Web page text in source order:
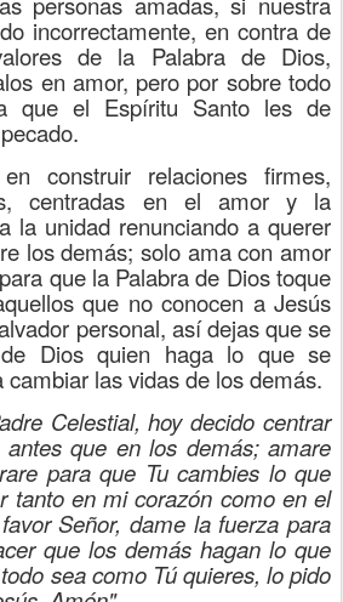
incorrectamente, en contra de
de la Palabra de Dios,
en amor, pero por sobre todo
que el Espíritu Santo les de
construir relaciones firmes,
centradas en el amor y la
la unidad renunciando a querer
los demás; solo ama con amor
que la Palabra de Dios toque
que no conocen a Jesús
personal, así dejas que se
Dios quien haga lo que se
cambiar las vidas de los demás.
Celestial, hoy decido centrar
que en los demás; amare
para que Tu cambies lo que
tanto en mi corazón como en el
Señor, dame la fuerza para
que los demás hagan lo que
sea como Tú quieres, lo pido